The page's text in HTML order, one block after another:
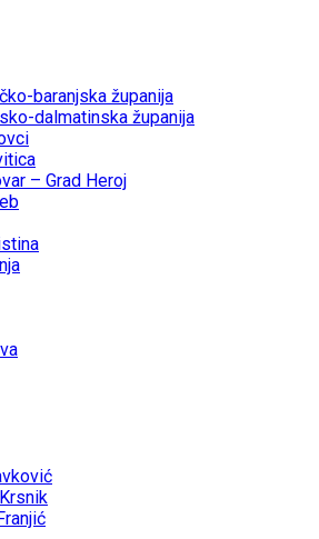
baranjska županija
dalmatinska županija
– Grad Heroj